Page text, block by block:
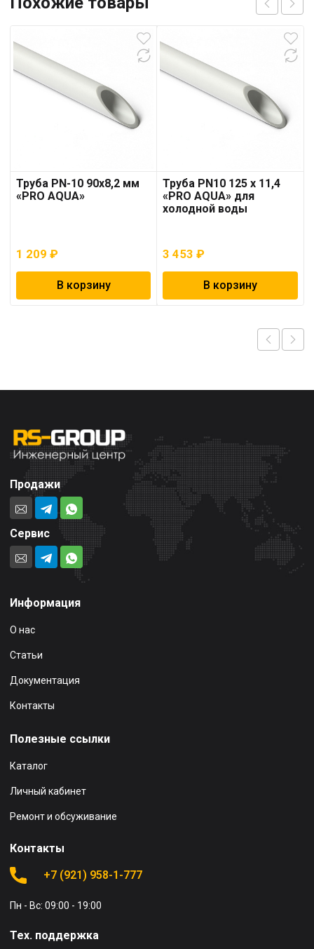
Труба PN-10 90х8,2 мм
«PRO AQUA»
1 209 ₽
В корзину
Труба PN10 125 x 11,4
«PRO AQUA» для
холодной воды
3 453₽
В корзину
Продажи
Сервис
Информация
О нас
Статьи
Документация
Контакты
Полезные ссылки
Каталог
Личный кабинет
Ремонт и обсуживание
Контакты
+7 (921) 958-1-777
Пн - Вс: 09:00 - 19:00
Тех. поддержка